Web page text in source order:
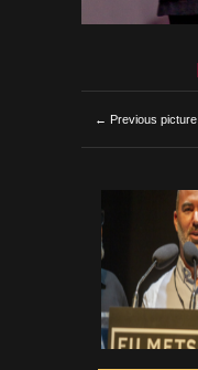
← Previous picture